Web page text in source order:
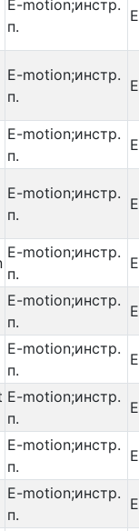
E-motion;инстр.
п.
E-motion;инстр.
п.
E-motion;инстр.
п.
E-motion;инстр.
п.
E-motion;инстр.
п.
E-motion;инстр.
п.
E-motion;инстр.
п.
E-motion;инстр.
п.
E-motion;инстр.
п.
E-motion;инстр.
п.